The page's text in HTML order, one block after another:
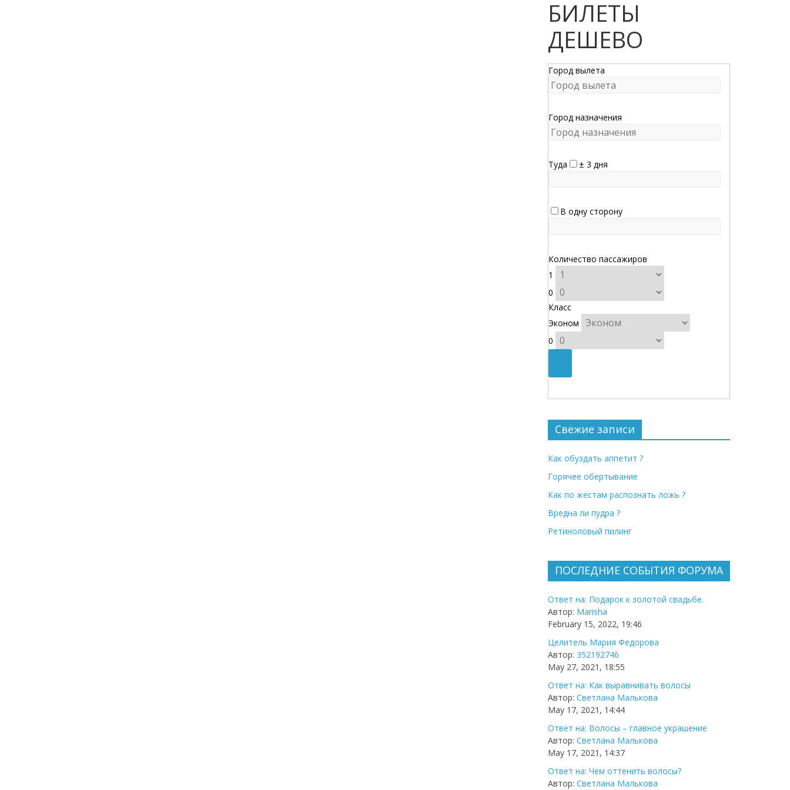
БИЛЕТЫ
ДЕШЕВО
Город вылета
Город назначения
Туда ± 3 дня
В одну сторону
Количество пассажиров
1
0
Класс
Эконом
0
Свежие записи
Как обуздать аппетит ?
Горячее обертывание
Как по жестам распознать ложь ?
Вредна ли пудра ?
Ретиноловый пилинг
ПОСЛЕДНИЕ СОБЫТИЯ ФОРУМА
Ответ на: Подарок к золотой свадьбе.
Автор: Marisha
February 15, 2022, 19:46
Целитель Мария Федорова
Автор: 352192746
May 27, 2021, 18:55
Ответ на: Как выравнивать волосы
Автор: Светлана Малькова
May 17, 2021, 14:44
Ответ на: Волосы – главное украшение
Автор: Светлана Малькова
May 17, 2021, 14:37
Ответ на: Чем оттенить волосы?
Автор: Светлана Малькова